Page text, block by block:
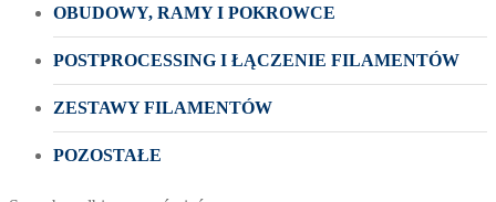
OBUDOWY, RAMY I POKROWCE
POSTPROCESSING I ŁĄCZENIE FILAMENTÓW
ZESTAWY FILAMENTÓW
POZOSTAŁE